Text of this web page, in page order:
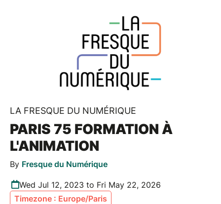
LA FRESQUE DU NUMÉRIQUE
PARIS 75 FORMATION À
L'ANIMATION
By Fresque du Numérique
Wed Jul 12, 2023 to Fri May 22, 2026
Timezone : Europe/Paris